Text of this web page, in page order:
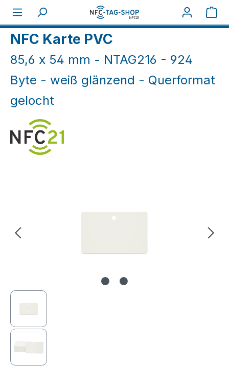
Zum Hauptinhalt springen
NFC Karten weiß & farbig
NFC Karte PVC
85,6 x 54 mm - NTAG216 - 924
Byte - weiß glänzend - Querformat
gelocht